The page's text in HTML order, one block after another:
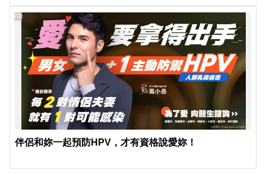
伴侶和妳一起預防HPV，才有資格說愛妳！
PR